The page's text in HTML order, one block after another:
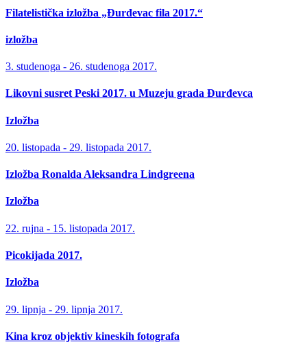
Filatelistička izložba „Đurđevac fila 2017.“
izložba
3. studenoga - 26. studenoga 2017.
Likovni susret Peski 2017. u Muzeju grada Đurđevca
Izložba
20. listopada - 29. listopada 2017.
Izložba Ronalda Aleksandra Lindgreena
Izložba
22. rujna - 15. listopada 2017.
Picokijada 2017.
Izložba
29. lipnja - 29. lipnja 2017.
Kina kroz objektiv kineskih fotografa